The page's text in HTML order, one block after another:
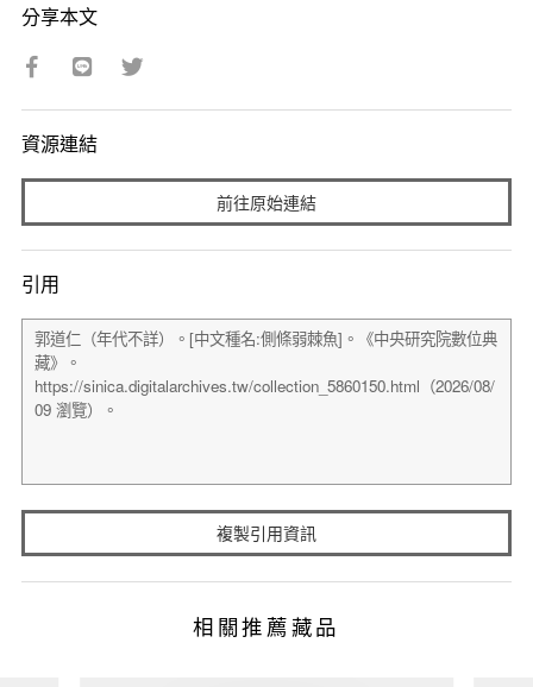
分享本文
資源連結
前往原始連結
引用
複製引用資訊
相關推薦藏品